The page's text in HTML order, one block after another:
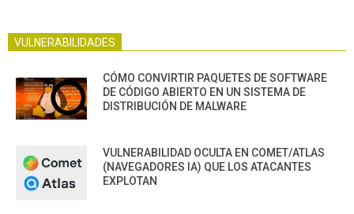
VULNERABILIDADES
CÓMO CONVIRTIR PAQUETES DE SOFTWARE
DE CÓDIGO ABIERTO EN UN SISTEMA DE
DISTRIBUCIÓN DE MALWARE
VULNERABILIDAD OCULTA EN COMET/ATLAS
(NAVEGADORES IA) QUE LOS ATACANTES
EXPLOTAN